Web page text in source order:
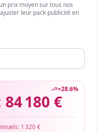
prix moyen sur tous nos
leur pack publicité en
+28.6%
84 180 €
1 320 €